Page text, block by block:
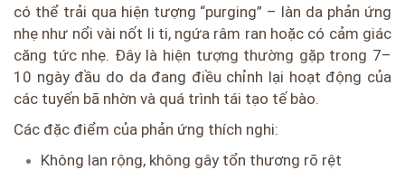
có thể trải qua hiện tượng “purging” – làn da phản ứng
nhẹ như nổi vài nốt li ti, ngứa râm ran hoặc có cảm giác
căng tức nhẹ. Đây là hiện tượng thường gặp trong 7–
10 ngày đầu do da đang điều chỉnh lại hoạt động của
các tuyến bã nhờn và quá trình tái tạo tế bào.
Các đặc điểm của phản ứng thích nghi:
Không lan rộng, không gây tổn thương rõ rệt